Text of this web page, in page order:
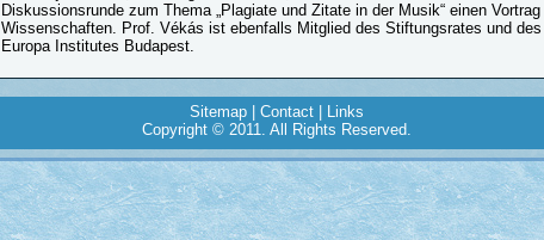
Diskussionsrunde zum Thema „Plagiate und Zitate in der Musik“ einen
Wissenschaften. Prof. Vékás ist ebenfalls Mitglied des Stiftungsrates und
Europa Institutes Budapest.
Sitemap Contact
Links
Copyright © 2011. All Rights Reserved.